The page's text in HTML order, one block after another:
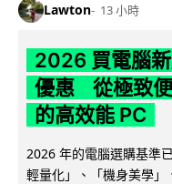
Lawton 13 小時
2026 買電腦
優惠 從極致便
的高效能 PC
2026 年的電腦選購基準
輕量化」、「機身美學